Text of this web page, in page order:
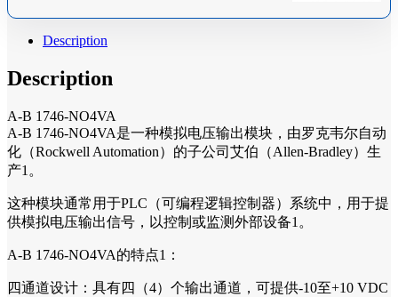
Description
Description
A-B 1746-NO4VA
A-B 1746-NO4VA是一种模拟电压输出模块，由罗克韦尔自动
化（Rockwell Automation）的子公司艾伯（Allen-Bradley）生
产1。
这种模块通常用于PLC（可编程逻辑控制器）系统中，用于提
供模拟电压输出信号，以控制或监测外部设备1。
A-B 1746-NO4VA的特点1：
四通道设计：具有四（4）个输出通道，可提供-10至+10 VDC